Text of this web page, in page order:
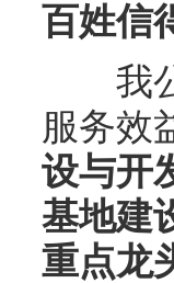
百姓信
我
服务效
设与开
基地建
重点龙